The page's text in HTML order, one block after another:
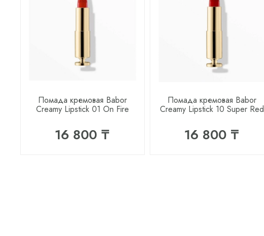
Помада кремовая Babor
Creamy Lipstick 01 On Fire
16 800 ₸
Помада кремовая Babor
Creamy Lipstick 10 Super Red
16 800 ₸